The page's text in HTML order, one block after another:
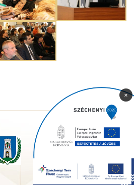
×